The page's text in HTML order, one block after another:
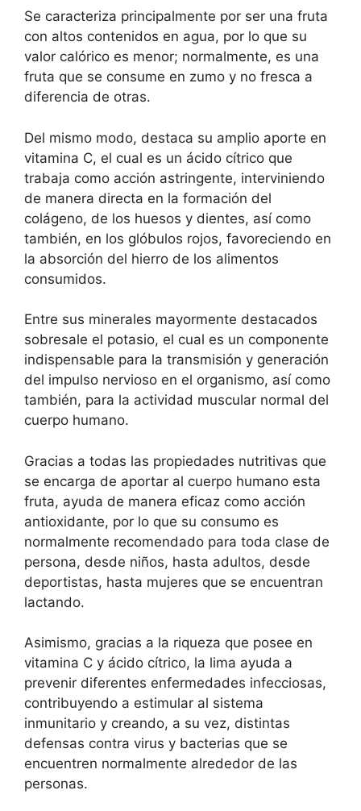
Se caracteriza principalmente por ser una fruta
con altos contenidos en agua, por lo que su
valor calórico es menor; normalmente, es una
fruta que se consume en zumo y no fresca a
diferencia de otras.
Del mismo modo, destaca su amplio aporte en
vitamina C, el cual es un ácido cítrico que
trabaja como acción astringente, interviniendo
de manera directa en la formación del
colágeno, de los huesos y dientes, así como
también, en los glóbulos rojos, favoreciendo en
la absorción del hierro de los alimentos
consumidos.
Entre sus minerales mayormente destacados
sobresale el potasio, el cual es un componente
indispensable para la transmisión y generación
del impulso nervioso en el organismo, así como
también, para la actividad muscular normal del
cuerpo humano.
Gracias a todas las propiedades nutritivas que
se encarga de aportar al cuerpo humano esta
fruta, ayuda de manera eficaz como acción
antioxidante, por lo que su consumo es
normalmente recomendado para toda clase de
persona, desde niños, hasta adultos, desde
deportistas, hasta mujeres que se encuentran
lactando.
Asimismo, gracias a la riqueza que posee en
vitamina C y ácido cítrico, la lima ayuda a
prevenir diferentes enfermedades infecciosas,
contribuyendo a estimular al sistema
inmunitario y creando, a su vez, distintas
defensas contra virus y bacterias que se
encuentren normalmente alrededor de las
personas.